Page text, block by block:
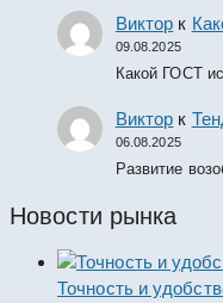
Виктор к
09.08.2025
Какой ГОСТ
Виктор к
06.08.2025
Развитие
Новости рынка
Точность и